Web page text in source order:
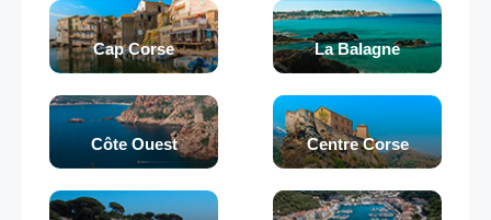
Cap Corse La Balagne
Côte Ouest Centre Corse